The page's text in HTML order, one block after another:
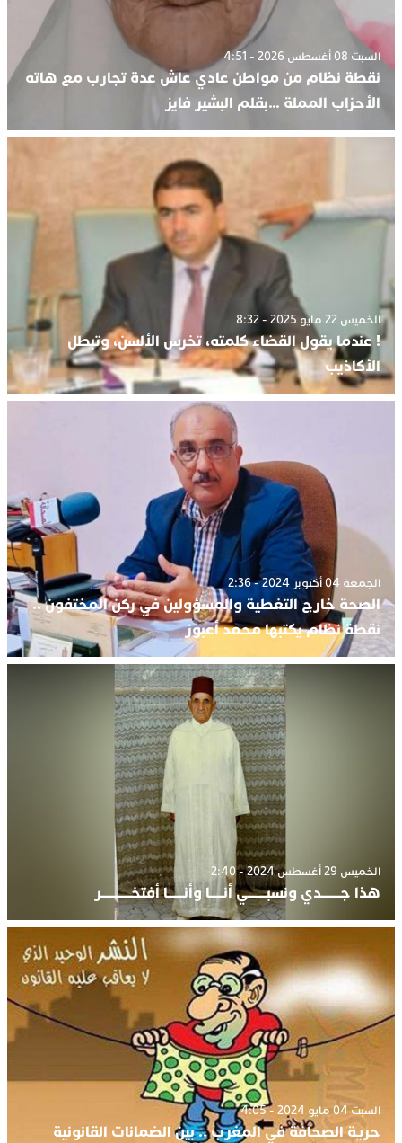
السبت 08 أغسطس 2026 - 4:51
نقطة نظام من مواطن عادي عاش عدة تجارب مع هاته
الأحزاب المملة …بقلم البشير فايز
الخميس 22 مايو 2025 - 8:32
! عندما يقول القضاء كلمته، تخرس الألسن، وتبطل
الأكاذيب
الجمعة 04 أكتوبر 2024 - 2:36
الصحة خارج التغطية والمسؤولين في ركن المختفون ..
نقطة نظام يكتبها محمد أعبوز
الخميس 29 أغسطس 2024 - 2:40
هذا جـــــــدي ونسبـــــــي أنـــــا وأنــــــا أفتخـــــــــــر
السبت 04 مايو 2024 - 4:05
حرية الصحافة في المغرب .. بين الضمانات القانونية